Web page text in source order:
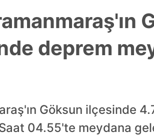
deprem
Göksun ilçesinde
04.55'te meydana